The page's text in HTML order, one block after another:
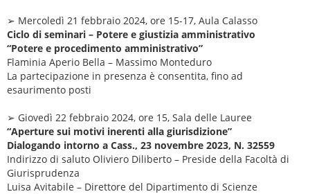
➢ Mercoledì 21 febbraio 2024, ore 15-17, Aula Calasso
Ciclo di seminari – Potere e giustizia amministrativo
“Potere e procedimento amministrativo”
Flaminia Aperio Bella – Massimo Monteduro
La partecipazione in presenza è consentita, fino ad
esaurimento posti
➢ Giovedì 22 febbraio 2024, ore 15, Sala delle Lauree
“Aperture sui motivi inerenti alla giurisdizione”
Dialogando intorno a Cass., 23 novembre 2023, N. 32559
Indirizzo di saluto Oliviero Diliberto – Preside della Facoltà di
Giurisprudenza
Luisa Avitabile – Direttore del Dipartimento di Scienze